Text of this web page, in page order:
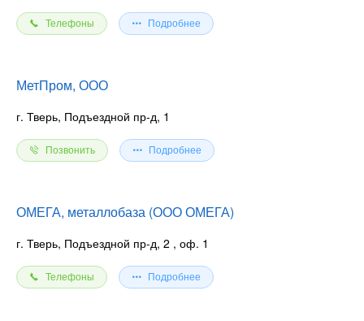
Телефоны Подробнее
МетПром, ООО
г. Тверь, Подъездной пр-д, 1
Позвонить Подробнее
ОМЕГА, металлобаза (ООО ОМЕГА)
г. Тверь, Подъездной пр-д, 2 , оф. 1
Телефоны Подробнее